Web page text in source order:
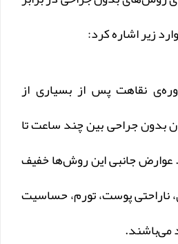
زیر اشاره کرد:
نقاهت پس از بسیاری از
جراحی بین چند ساعت تا
عوارض جانبی این روش‌ها خفیف
ناراحتی پوست، تورم، حساسیت